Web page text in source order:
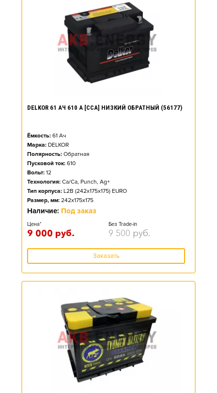
DELKOR 61 АЧ 610 А [CCA] НИЗКИЙ ОБРАТНЫЙ (56177)
Ёмкость: 61 Ач
Марка: DELKOR
Полярность: Обратная
Пусковой ток: 610
Вольт: 12
Технология: Ca/Ca, Punch, Ag+
Тип корпуса: L2B (242x175x175) EURO
Размер, мм: 242x175x175
Наличие: Под заказ
Цена*
9 000 руб.
Без Trade-in
9 500 руб.
Заказать